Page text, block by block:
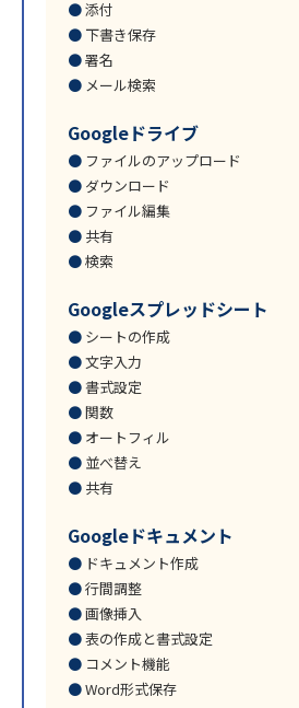
添付
下書き保存
署名
メール検索
Googleドライブ
ファイルのアップロード
ダウンロード
ファイル編集
共有
検索
Googleスプレッドシート
シートの作成
文字入力
書式設定
関数
オートフィル
並べ替え
共有
Googleドキュメント
ドキュメント作成
行間調整
画像挿入
表の作成と書式設定
コメント機能
Word形式保存